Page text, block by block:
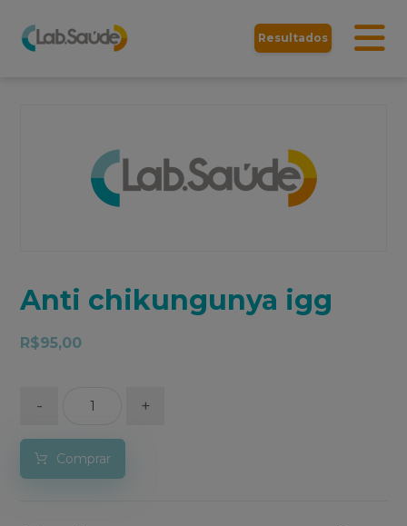
Resultados
Anti chikungunya igg
R$95,00
- +
Comprar